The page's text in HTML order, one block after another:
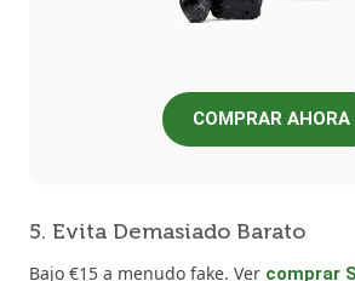
COMPRAR AHORA
5. Evita Demasiado Barato
Bajo €15 a menudo fake. Ver comprar